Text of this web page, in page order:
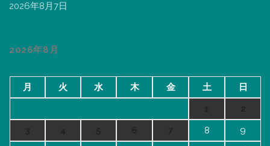
2026年8月7日
2026年8月
月 火 水 木 金 土
日
8
9